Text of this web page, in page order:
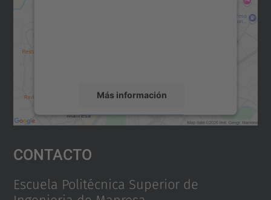
Más información
Aceptar
powered by
Contacto
Escuela Politécnica Superior de